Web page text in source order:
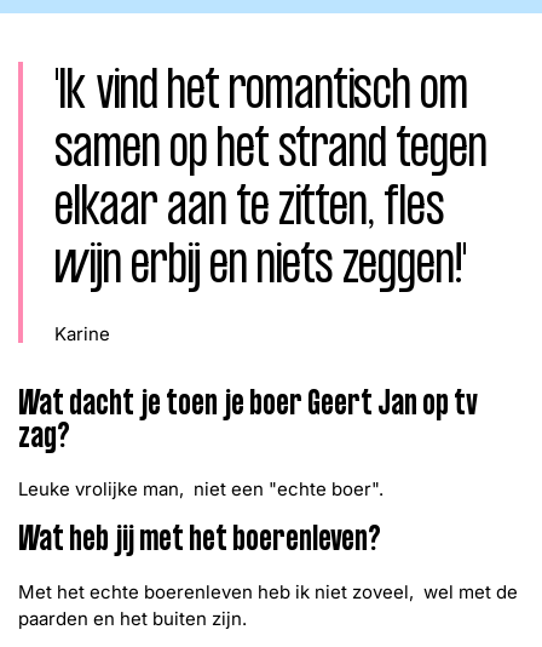
Word lid
Facebook
Instagram
Nieuws Nieuwsbrief
Uitzendingen
'Ik vind het romantisch om
samen op het strand tegen
elkaar aan te zitten, fles
wijn erbij en niets zeggen!'
Karine
Wat dacht je toen je boer Geert Jan op tv
zag?
Leuke vrolijke man, niet een "echte boer".
Wat heb jij met het boerenleven?
Met het echte boerenleven heb ik niet zoveel, wel met de
paarden en het buiten zijn.